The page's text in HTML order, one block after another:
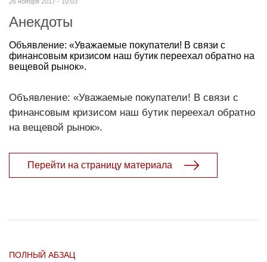
Анекдоты
Объявление: «Уважаемые покупатели! В связи с
финансовым кризисом наш бутик переехал обратно на
вещевой рынок».
Объявление: «Уважаемые покупатели! В связи с
финансовым кризисом наш бутик переехал обратно
на вещевой рынок».
Перейти на страницу материала
ПОЛНЫЙ АБЗАЦ